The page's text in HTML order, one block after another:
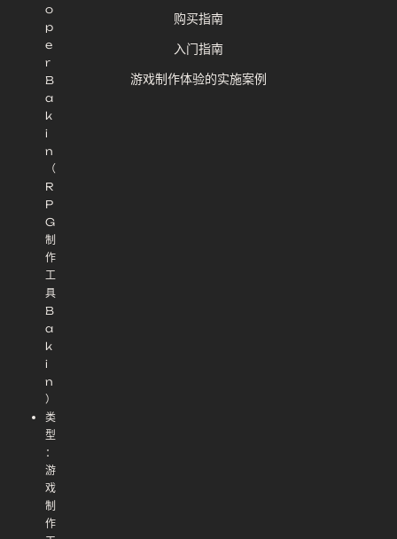
o
p
e
r
B
a
k
i
n
（
R
P
G
制
作
工
具
B
a
k
i
n
）
类
型
：
游
戏
制
作
购买指南
入门指南
游戏制作体验的实施案例